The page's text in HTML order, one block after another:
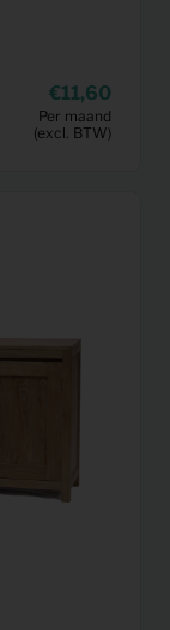
11,60
Per maand
(excl. BTW)